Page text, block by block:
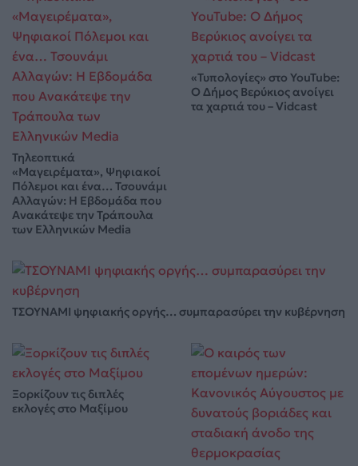
Τηλεοπτικά
«Μαγειρέματα», Ψηφιακοί
Πόλεμοι και ένα… Τσουνάμι
Αλλαγών: Η Εβδομάδα που
Ανακάτεψε την Τράπουλα
των Ελληνικών Media
«Τυπολογίες» στο YouTube:
Ο Δήμος Βερύκιος ανοίγει
τα χαρτιά του – Vidcast
ΤΣΟΥΝΑΜΙ ψηφιακής οργής… συμπαρασύρει την κυβέρνηση
Ξορκίζουν τις διπλές
εκλογές στο Μαξίμου